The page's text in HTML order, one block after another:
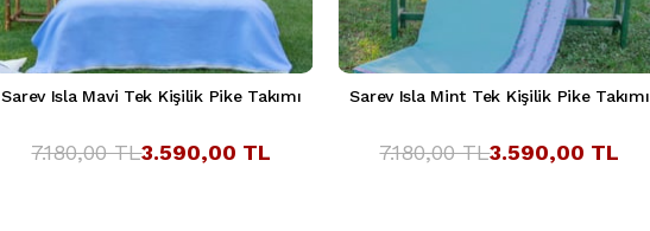
Sarev Isla Mavi Tek Kişilik Pike Takımı
3.590,00 TL
7.180,00 TL
Sarev Isla Mint Tek Kişilik Pike Takımı
3.590,00 TL
7.180,00 TL